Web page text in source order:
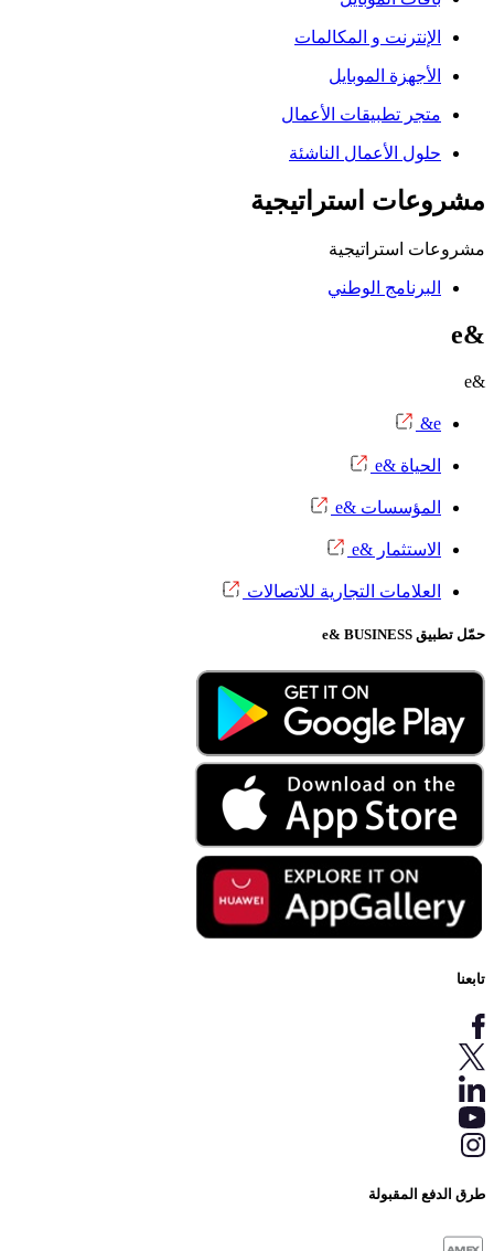
الإنترنت و المكالمات
الأجهزة الموبايل
متجر تطبيقات الأعمال
حلول الأعمال الناشئة
مشروعات استراتيجية
مشروعات استراتيجية
البرنامج الوطني
&e
&e
e&
الحياة &e
المؤسسات &e
الاستثمار &e
العلامات التجارية للاتصالات
حمّل تطبيق e& BUSINESS
تابعنا
طرق الدفع المقبولة